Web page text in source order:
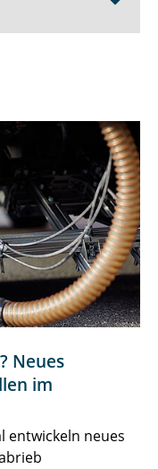
Neues
im
entwickeln neues